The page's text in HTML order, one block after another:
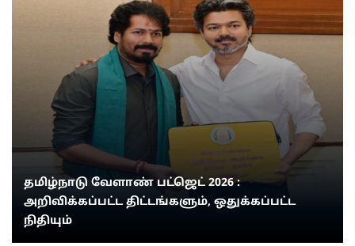
தமிழ்நாடு வேளாண் பட்ஜெட் 2026 :
அறிவிக்கப்பட்ட திட்டங்களும், ஒதுக்கப்பட்ட
நிதியும்